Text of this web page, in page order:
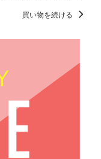
買い物を続ける